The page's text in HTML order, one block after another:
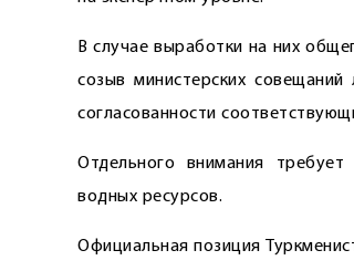
В случае выработки на них
созыв министерских
согласованности
Отдельного внимания требует
водных ресурсов.
Официальная позиция